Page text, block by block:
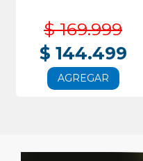
$ 169.999
$ 144.499
AGREGAR